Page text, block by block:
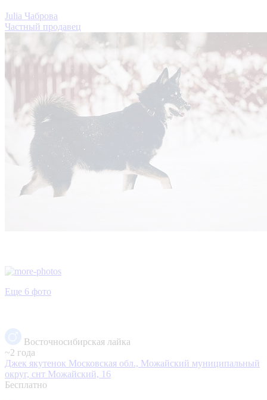
Julia Чаброва
Частный продавец
Еще 6 фото
Восточносибирская лайка
~2 года
Джек якутенок Московская обл., Можайский муниципальный
округ, снт Можайский, 16
Бесплатно